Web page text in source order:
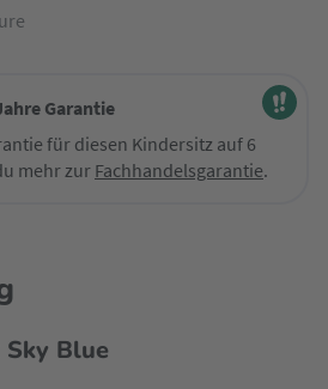
Garantie
für diesen Kindersitz auf 6
mehr zur Fachhandelsgarantie.
Blue